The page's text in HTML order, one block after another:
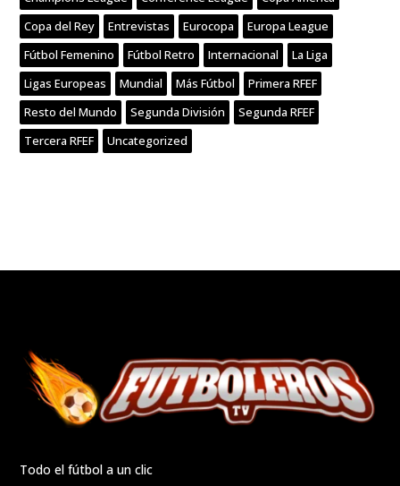
Copa del Rey
Entrevistas Eurocopa
Europa League
Fútbol Femenino
Fútbol Retro Internacional
La Liga
Ligas Europeas
Mundial Más Fútbol
Primera RFEF
Resto del Mundo
Segunda División
Segunda RFEF
Tercera RFEF
Uncategorized
Todo el fútbol a un clic